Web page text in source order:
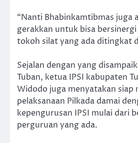
“Nanti Bhabinkamtibmas juga
gerakkan untuk bisa
tokoh silat yang ada ditingkat
Sejalan dengan yang
Tuban, ketua IPSI kabupaten
Widodo juga menyatakan siap
pelaksanaan Pilkada damai
kepengurusan IPSI mulai dari
perguruan yang ada.